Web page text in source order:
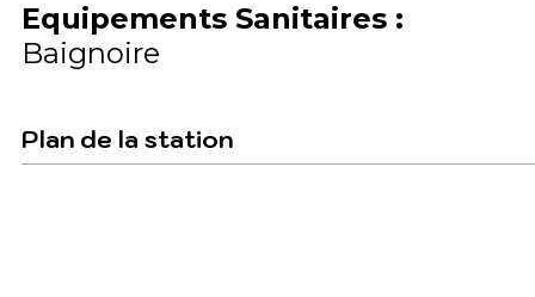
Equipements Sanitaires :
Baignoire
Plan de la station